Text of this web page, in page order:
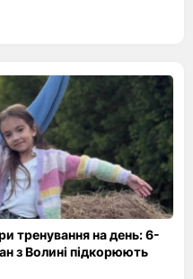
тренування на день: 6-
з Волині підкорюють